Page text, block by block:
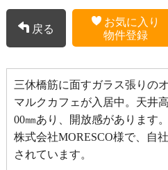
戻る
お気に入り
物件登録
三休橋筋に面すガラス張りの
マルクカフェが入居中。天井
00㎜あり、開放感があります
株式会社MORESCO様で、自
されています。